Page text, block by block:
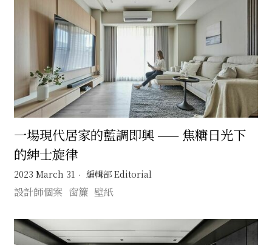
一場現代居家的藍調即興 —— 焦糖日光下
的紳士旋律
2023 March 31 編輯部 Editorial
設計師個案 窗簾 壁紙